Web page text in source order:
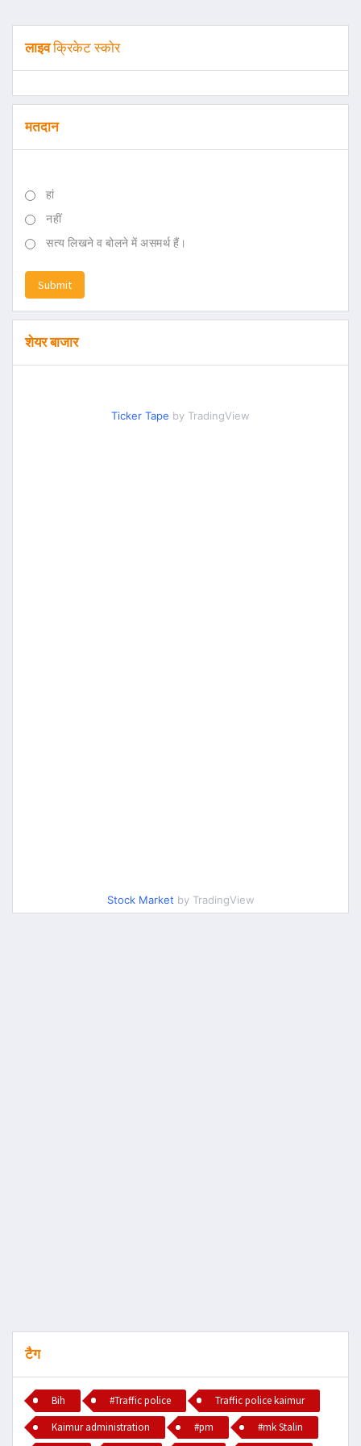
लाइवक्रिकेट स्कोर
मतदान
हां
नहीं
सत्य लिखने व बोलने में असमर्थ हैं।
Submit
शेयर बाजार
Ticker Tape by TradingView
Stock Market by TradingView
टैग
Bih #Traffic police
Traffic police kaimur
Kaimur administration
#pm
#mk Stalin